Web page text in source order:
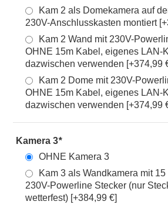
Kam 2 als Domekamera auf
230V-Anschlusskasten montiert
Kam 2 Wand mit 230V-
OHNE 15m Kabel, eigenes LAN-
dazwischen verwenden [+374,99
Kam 2 Dome mit 230V-
OHNE 15m Kabel, eigenes LAN-
dazwischen verwenden [+374,99
Kamera 3*
OHNE Kamera 3
Kam 3 als Wandkamera mit
230V-Powerline Stecker (nur
wetterfest) [+384,99 €]